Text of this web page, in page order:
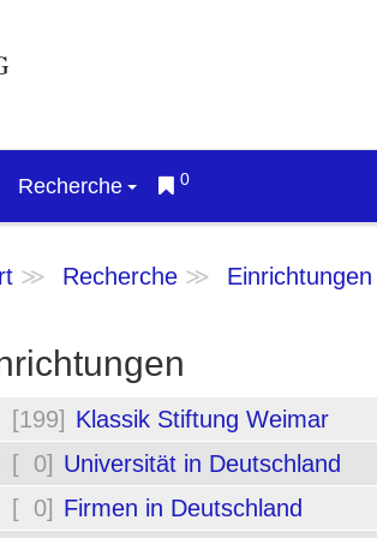
Recherche 0
Recherche Einrichtungen
[199] Klassik Stiftung Weimar
[ 0] Universität in Deutschland
[ 0] Firmen in Deutschland